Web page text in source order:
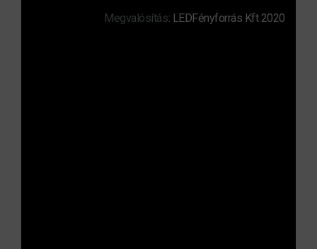
Megvalósítás: LEDFényforrás Kft 2020